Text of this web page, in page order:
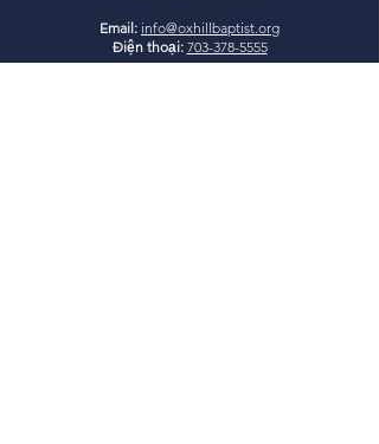
Email: info@oxhillbaptist.org
Điện thoại: 703-378-5555